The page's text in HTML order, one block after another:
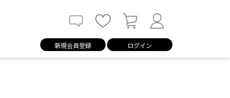
新規会員登録 ログイン